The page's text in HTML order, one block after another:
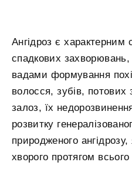
Ангідроз є
спадкових
вадами формування
волосся, зубів, потових
залоз, їх
розвитку
природженого
хворого протягом